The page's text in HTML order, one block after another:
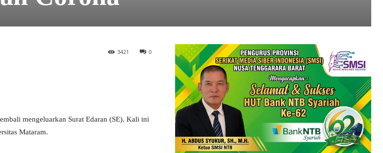
0
3421
mengeluarkan Surat Edaran (SE). Kali ini
Mataram.